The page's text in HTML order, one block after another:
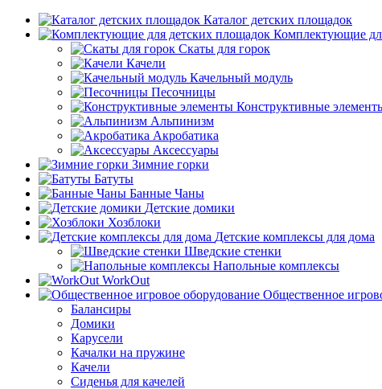
Каталог детских площадок
Комплектующие
Скаты для горок
Качели
Качельный модуль
Песочницы
Конструктивные
Альпинизм
Акробатика
Аксессуары
Зимние горки
Батуты
Банные Чаны
Детские домики
Хозблоки
Детские комплексы для дома
Шведские стенки
Напольные комплексы
WorkOut
Общественное
Балансиры
Домики
Карусели
Качалки на пружине
Качели
Сиденья для качелей